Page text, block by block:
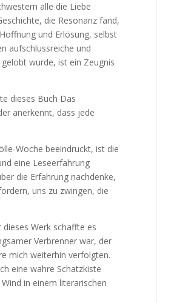
alle die Liebe
die Resonanz fand,
und Erlösung, selbst
aufschlussreiche und
wurde, ist ein Zeugnis
dieses Buch Das
anerkennt, dass jede
Woche beeindruckt, ist die
eine Leseerfahrung
die Erfahrung nachdenke,
uns zu zwingen, die
Werk schaffte es
Verbrenner war, der
mich weiterhin verfolgten.
eine wahre Schatzkiste
in einem literarischen